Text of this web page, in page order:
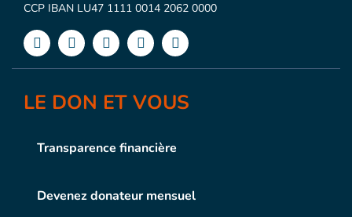
CCP IBAN LU47 1111 0014 2062 0000
LE DON ET VOUS
Transparence financière
Devenez donateur mensuel